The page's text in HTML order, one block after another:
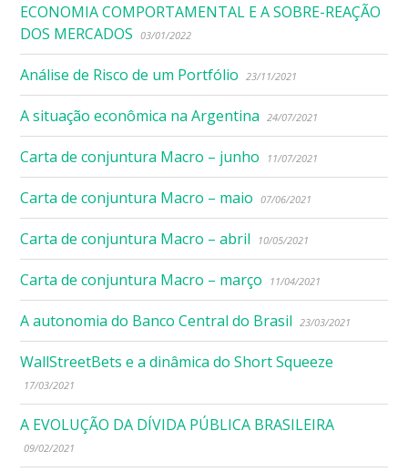
ECONOMIA COMPORTAMENTAL E A SOBRE-REAÇÃO
DOS MERCADOS
03/01/2022
Análise de Risco de um Portfólio 23/11/2021
A situação econômica na Argentina 24/07/2021
Carta de conjuntura Macro – junho 11/07/2021
Carta de conjuntura Macro – maio 07/06/2021
Carta de conjuntura Macro – abril 10/05/2021
Carta de conjuntura Macro – março 11/04/2021
A autonomia do Banco Central do Brasil 23/03/2021
WallStreetBets e a dinâmica do Short Squeeze
17/03/2021
A EVOLUÇÃO DA DÍVIDA PÚBLICA BRASILEIRA
09/02/2021